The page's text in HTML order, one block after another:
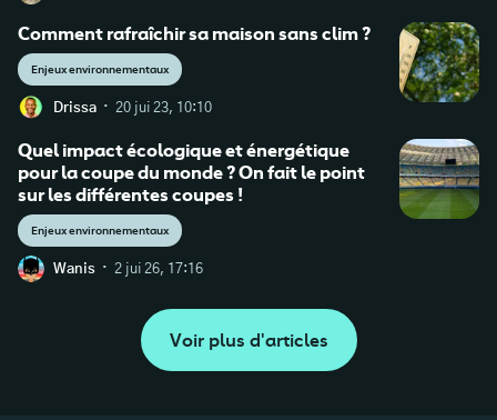
Comment rafraîchir sa maison sans clim ?
Enjeux environnementaux
Drissa · 20 jui 23, 10:10
Quel impact écologique et énergétique
pour la coupe du monde ? On fait le point
sur les différentes coupes !
Enjeux environnementaux
Wanis · 2 jui 26, 17:16
Voir plus d'articles